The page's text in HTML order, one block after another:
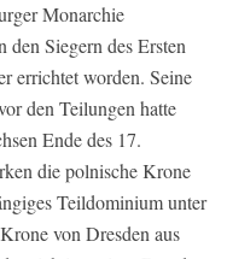
Monarchie
Siegern des Ersten
errichtet worden. Seine
den Teilungen hatte
Ende des 17.
die polnische Krone
Teildominium unter
von Dresden aus